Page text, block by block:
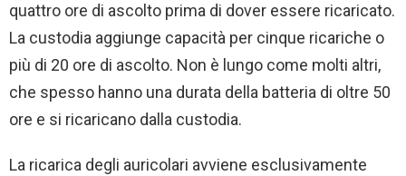
quattro ore di ascolto prima di dover essere ricaricato.
La custodia aggiunge capacità per cinque ricariche o
più di 20 ore di ascolto. Non è lungo come molti altri,
che spesso hanno una durata della batteria di oltre 50
ore e si ricaricano dalla custodia.
La ricarica degli auricolari avviene esclusivamente